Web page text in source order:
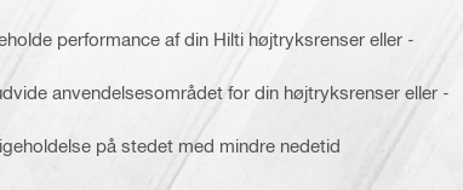
performance af din Hilti højtryksrenser eller -
anvendelsesområdet for din højtryksrenser eller -
på stedet med mindre nedetid